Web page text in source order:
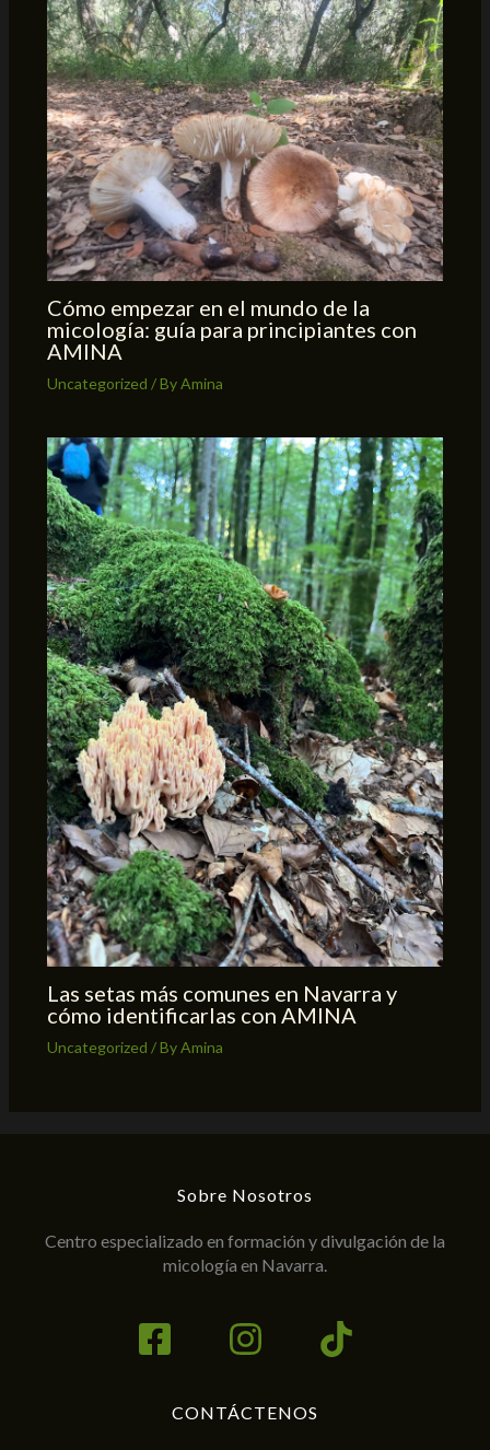
Cómo empezar en el mundo de la
micología: guía para principiantes con
AMINA
Uncategorized / ByAmina
Las setas más comunes en Navarra y
cómo identificarlas con AMINA
Uncategorized / ByAmina
Sobre Nosotros
Centro especializado en formación y divulgación de la
micología en Navarra.
CONTÁCTENOS